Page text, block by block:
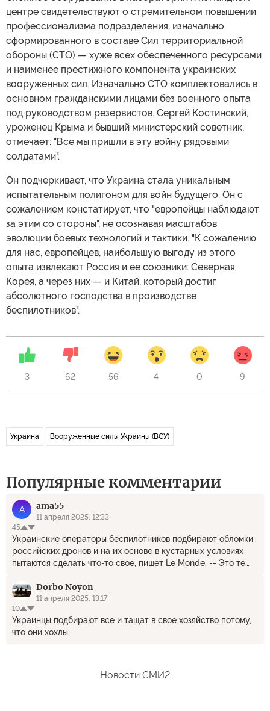
центре свидетельствуют о стремительном повышении
профессионализма подразделения, изначально
сформированного в составе Сил территориальной
обороны (СТО) — хуже всех обеспеченного ресурсами
и наименее престижного компонента украинских
вооруженных сил. Изначально СТО комплектовались в
основном гражданскими лицами без военного опыта
под руководством резервистов. Сергей Костинский,
уроженец Крыма и бывший министерский советник,
отмечает: "Все мы пришли в эту войну рядовыми
солдатами".
Он подчеркивает, что Украина стала уникальным
испытательным полигоном для войн будущего. Он с
сожалением констатирует, что "европейцы наблюдают
за этим со стороны", не осознавая масштабов
эволюции боевых технологий и тактики. "К сожалению
для нас, европейцев, наибольшую выгоду из этого
опыта извлекают Россия и ее союзники: Северная
Корея, а через них — и Китай, который достиг
абсолютного господства в производстве
беспилотников".
3 62 56 4 0 9
Украина Вооруженные силы Украины (ВСУ)
Популярные комментарии
A ama55
11 апреля 2025, 12:33
45
Украинские операторы беспилотников подбирают обломки
российских дронов и на их основе в кустарных условиях
пытаются сделать что-то свое, пишет Le Monde. -- Это те
стиральных машин?
Dorbo Noyon
11 апреля 2025, 13:17
10
Украинцы подбирают все и тащат в свое хозяйство потому,
что они хохлы.
Новости СМИ2